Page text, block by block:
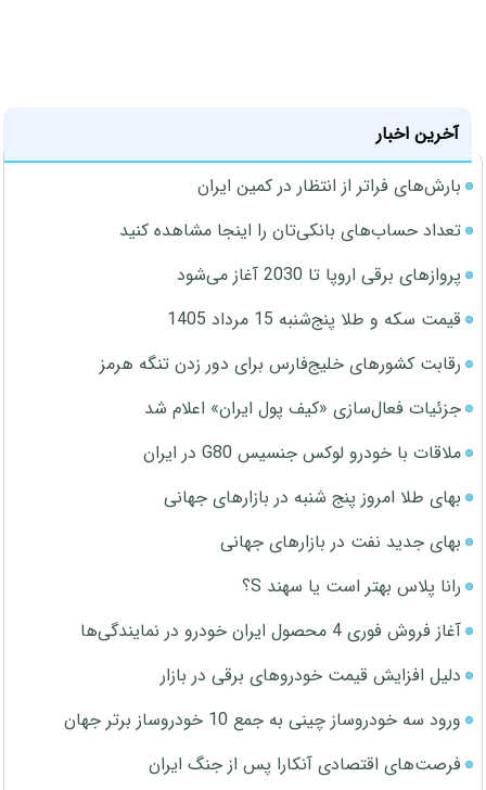
آخرین اخبار
بارش‌های فراتر از انتظار در کمین ایران
تعداد حساب‌های بانکی‌تان را اینجا مشاهده کنید
پروازهای برقی اروپا تا 2030 آغاز می‌شود
قیمت سکه و طلا پنج‌شنبه 15 مرداد 1405
رقابت کشورهای خلیج‌فارس برای دور زدن تنگه هرمز
جزئیات فعال‌سازی «کیف پول ایران» اعلام شد
ملاقات با خودرو لوکس جنسیس G80 در ایران
بهای طلا امروز پنج شنبه در بازارهای جهانی
بهای جدید نفت در بازارهای جهانی
رانا پلاس بهتر است یا سهند S؟
آغاز فروش فوری 4 محصول ایران خودرو در نمایندگی‌ها
دلیل افزایش قیمت خودروهای برقی در بازار
ورود سه خودروساز چینی به جمع 10 خودروساز برتر جهان
فرصت‌های اقتصادی آنکارا پس از جنگ ایران